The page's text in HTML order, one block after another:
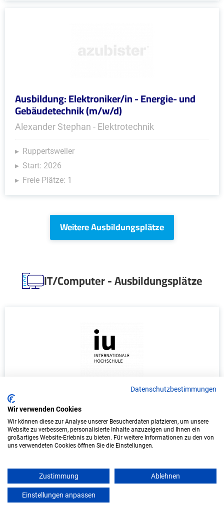
Ausbildung: Elektroniker/in - Energie- und
Gebäudetechnik (m/w/d)
Alexander Stephan - Elektrotechnik
Ruppertsweiler
Start: 2026
Freie Plätze: 1
Weitere Ausbildungsplätze
IT/Computer - Ausbildungsplätze
Duales Studium Wirtschaftsinformatik
(B.Sc.) am virtuellen Campus - KIX Service
Software GmbH
KIX Service Software GmbH
Hochschule)
bundesweit
Datenschutzbestimmungen
Wir verwenden Cookies
Wir können diese zur Analyse unserer Besucherdaten platzieren, um unsere
Website zu verbessern, personalisierte Inhalte anzuzeigen und Ihnen ein
großartiges Website-Erlebnis zu bieten. Für weitere Informationen zu den von
uns verwendeten Cookies öffnen Sie die Einstellungen.
Zustimmung Ablehnen
Einstellungen anpassen